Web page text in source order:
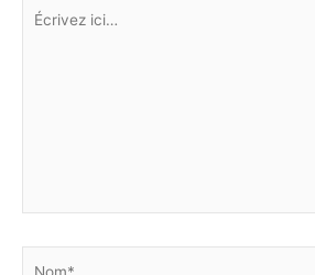
Écrivez
ici…